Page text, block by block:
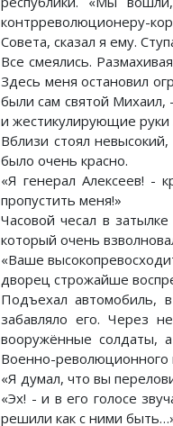
контрреволюционеру-
Совета, сказал я ему.
Все смеялись.
Здесь меня остановил
были сам святой Михаил,
и жестикулирующие руки
Вблизи стоял
было очень красно.
«Я генерал Алексеев! -
пропустить меня!»
Часовой чесал в
который очень
«Ваше
дворец строжайше
Подъехал автомобиль,
забавляло его. Через
вооружённые солдаты,
Военно-революционного
«Я думал, что вы
«Эх! - и в его голосе
решили как с ними